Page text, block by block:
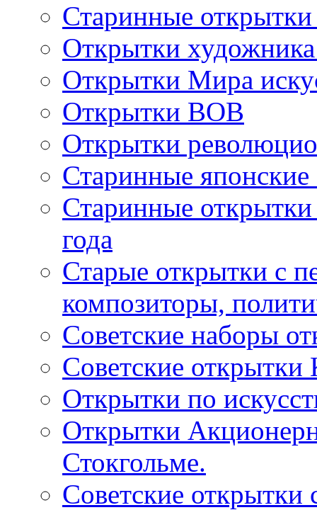
Старинные
Открытки
Открытки Мира
Открытки ВОВ
Открытки
Старинные
Старинные
года
Старые открытки с
композиторы,
Советские наборы
Советские открытки
Открытки по
Открытки
Стокгольме.
Советские открытки